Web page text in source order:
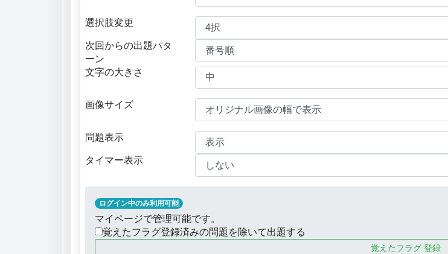
選択肢変更
次回からの出題パタ
ーン
文字の大きさ
画像サイズ
問題表示
タイマー表示
ログイン中のみ利用可能
マイページで管理可能です。
覚えたフラグ登録済みの問題を除いて出題する
覚えたフラグ 登録